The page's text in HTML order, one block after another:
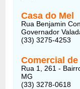
Casa do Mel
Rua Benjamin
Governador
(33) 3275-4253
Comercial
Rua 1, 261 -
MG
(33) 3278-0618